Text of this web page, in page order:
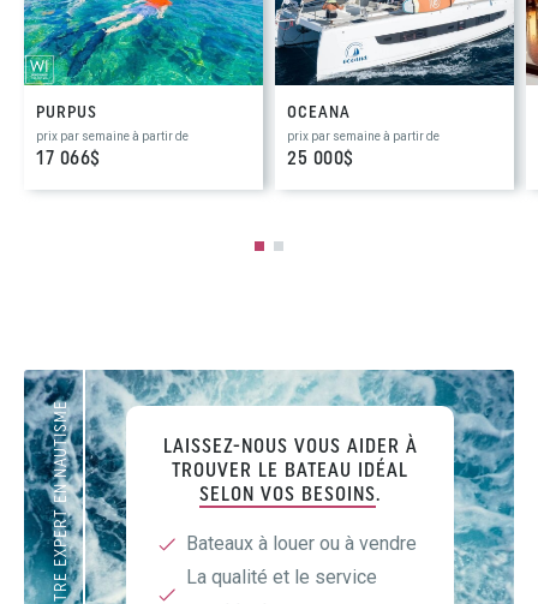
PURPUS
prix par semaine à partir de
17 066$
OCEANA
prix par semaine à partir de
25 000$
VOTRE EXPERT EN NAUTISME
LAISSEZ-NOUS VOUS AIDER À
TROUVER LE BATEAU IDÉAL
SELON VOS BESOINS.
Bateaux à louer ou à vendre
La qualité et le service